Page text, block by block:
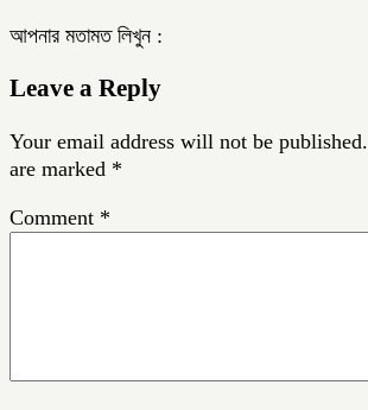
আপনার মতামত লিখুন :
Leave a Reply
Your email address will not be published.
are marked *
Comment *